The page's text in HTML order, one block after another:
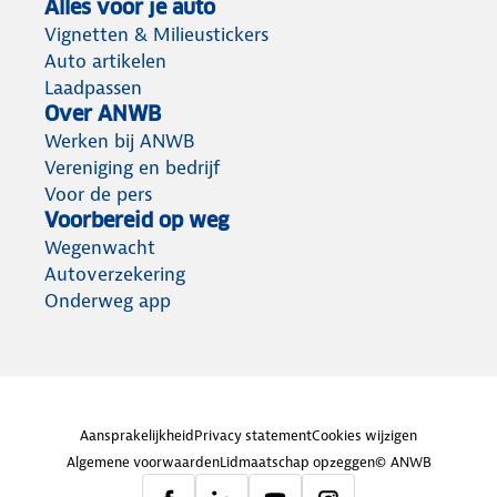
Alles voor je auto
Vignetten & Milieustickers
Auto artikelen
Laadpassen
Over ANWB
Werken bij ANWB
Vereniging en bedrijf
Voor de pers
Voorbereid op weg
Wegenwacht
Autoverzekering
Onderweg app
AansprakelijkheidPrivacy statementCookies wijzigen
Algemene voorwaardenLidmaatschap opzeggen© ANWB